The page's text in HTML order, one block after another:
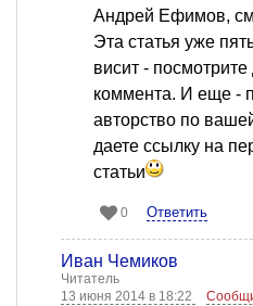
Андрей Ефимов,
Эта статья уже
висит - посмотрите
коммента. И еще -
авторство по
даете ссылку на
статьи
0 Ответить
Иван Чемиков
Читатель
13 июня 2014 в 18:22